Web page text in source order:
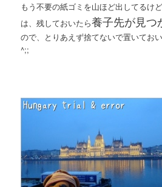
もう不要の紙ゴミを山ほど出してるけ
は、残しておいたら養子先が見つ
ので、とりあえず捨てないで置いてお
^;;